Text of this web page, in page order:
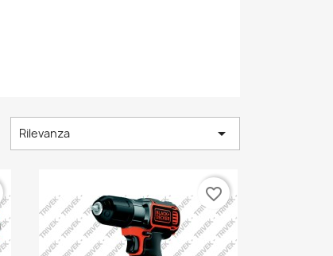
Rilevanza 
favorite_border